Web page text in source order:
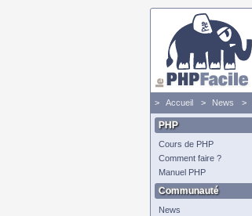
Accueil News
PHP
Cours de PHP
Comment faire ?
Manuel PHP
Communauté
News